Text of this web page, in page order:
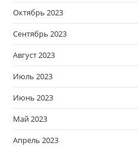
Октябрь 2023
Сентябрь 2023
Август 2023
Июль 2023
Июнь 2023
Май 2023
Апрель 2023